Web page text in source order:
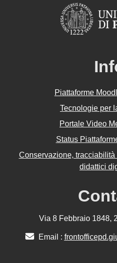
Piattaforme
Tecnologie per
Portale Video
Status
Conservazione,
didattici
Via 8 Febbraio 1848,
Email :